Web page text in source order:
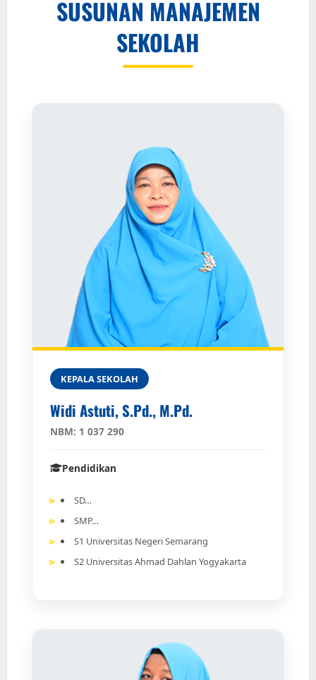
SUSUNAN MANAJEMEN
SEKOLAH
KEPALA SEKOLAH
Widi Astuti, S.Pd., M.Pd.
NBM: 1 037 290
Pendidikan
SD…
SMP…
S1 Universitas Negeri Semarang
S2 Universitas Ahmad Dahlan Yogyakarta